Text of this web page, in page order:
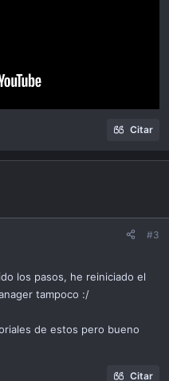
Citar
#3
los pasos, he reiniciado el
tampoco :/
de estos pero bueno
Citar